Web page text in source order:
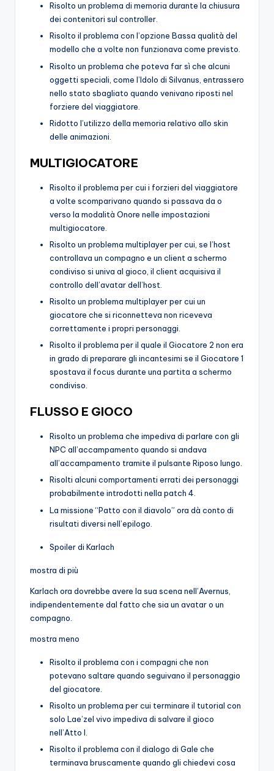
Risolto un problema di memoria durante la chiusura
dei contenitori sul controller.
Risolto il problema con l’opzione Bassa qualità del
modello che a volte non funzionava come previsto.
Risolto un problema che poteva far sì che alcuni
oggetti speciali, come l’Idolo di Silvanus, entrassero
nello stato sbagliato quando venivano riposti nel
forziere del viaggiatore.
Ridotto l’utilizzo della memoria relativo allo skin
delle animazioni.
MULTIGIOCATORE
Risolto il problema per cui i forzieri del viaggiatore
a volte scomparivano quando si passava da o
verso la modalità Onore nelle impostazioni
multigiocatore.
Risolto un problema multiplayer per cui, se l’host
controllava un compagno e un client a schermo
condiviso si univa al gioco, il client acquisiva il
controllo dell’avatar dell’host.
Risolto un problema multiplayer per cui un
giocatore che si riconnetteva non riceveva
correttamente i propri personaggi.
Risolto il problema per il quale il Giocatore 2 non era
in grado di preparare gli incantesimi se il Giocatore 1
spostava il focus durante una partita a schermo
condiviso.
FLUSSO E GIOCO
Risolto un problema che impediva di parlare con gli
NPC all’accampamento quando si andava
all’accampamento tramite il pulsante Riposo lungo.
Risolti alcuni comportamenti errati dei personaggi
probabilmente introdotti nella patch 4.
La missione “Patto con il diavolo” ora dà conto di
risultati diversi nell’epilogo.
Spoiler di Karlach
mostra di più
Karlach ora dovrebbe avere la sua scena nell’Avernus,
indipendentemente dal fatto che sia un avatar o un
compagno.
mostra meno
Risolto il problema con i compagni che non
potevano saltare quando seguivano il personaggio
del giocatore.
Risolto un problema per cui terminare il tutorial con
solo Lae’zel vivo impediva di salvare il gioco
nell’Atto I.
Risolto il problema con il dialogo di Gale che
terminava bruscamente quando gli chiedevi cosa